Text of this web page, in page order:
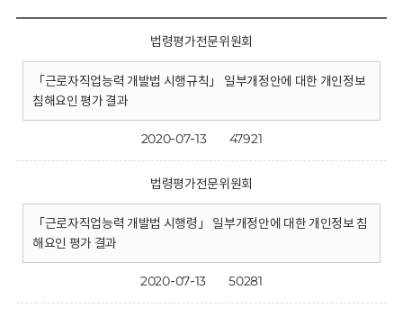
법령평가전문위원회
「근로자직업능력 개발법 시행규칙」 일부개정안에 대한 개인정보
침해요인 평가 결과
2020-07-13 47921
법령평가전문위원회
「근로자직업능력 개발법 시행령」 일부개정안에 대한 개인정보 침
해요인 평가 결과
2020-07-13 50281